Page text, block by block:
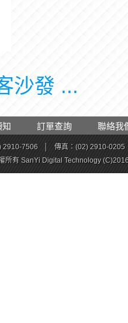
沙發 ...
知 訂單查詢 聯絡我
2910-7506
傳真：(02) 2910-0205
所有 SanYi Digital Technology